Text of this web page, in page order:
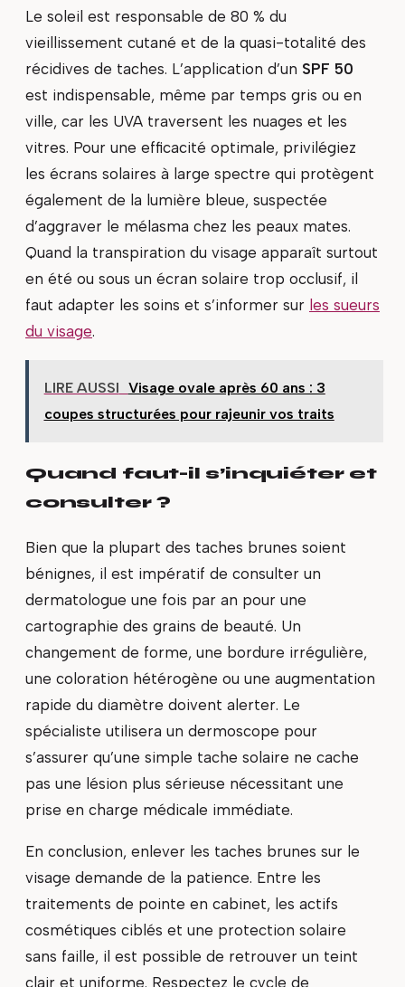
Le soleil est responsable de 80 % du
vieillissement cutané et de la quasi-totalité des
récidives de taches. L’application d’un SPF 50
est indispensable, même par temps gris ou en
ville, car les UVA traversent les nuages et les
vitres. Pour une efficacité optimale, privilégiez
les écrans solaires à large spectre qui protègent
également de la lumière bleue, suspectée
d’aggraver le mélasma chez les peaux mates.
Quand la transpiration du visage apparaît surtout
en été ou sous un écran solaire trop occlusif, il
faut adapter les soins et s’informer sur les sueurs
du visage.
LIRE AUSSI Visage ovale après 60 ans : 3
coupes structurées pour rajeunir vos traits
Quand faut-il s’inquiéter et
consulter ?
Bien que la plupart des taches brunes soient
bénignes, il est impératif de consulter un
dermatologue une fois par an pour une
cartographie des grains de beauté. Un
changement de forme, une bordure irrégulière,
une coloration hétérogène ou une augmentation
rapide du diamètre doivent alerter. Le
spécialiste utilisera un dermoscope pour
s’assurer qu’une simple tache solaire ne cache
pas une lésion plus sérieuse nécessitant une
prise en charge médicale immédiate.
En conclusion, enlever les taches brunes sur le
visage demande de la patience. Entre les
traitements de pointe en cabinet, les actifs
cosmétiques ciblés et une protection solaire
sans faille, il est possible de retrouver un teint
clair et uniforme. Respectez le cycle de